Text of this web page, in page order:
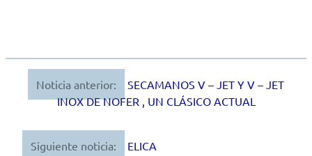
Navegación
entradas
Noticia anterior:
SECAMANOS V – JET Y V – JET
INOX DE NOFER , UN CLÁSICO ACTUAL
Siguiente noticia: ELICA